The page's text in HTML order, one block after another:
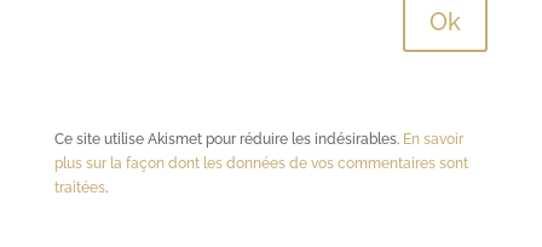
Ce site utilise Akismet pour réduire les indésirables. En savoir
plus sur la façon dont les données de vos commentaires sont
traitées.